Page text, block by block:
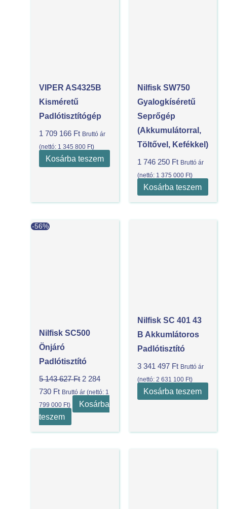
VIPER AS4325B
Kisméretű
Padlótisztítógép
1 709 166 Ft Bruttó ár
(nettó: 1 345 800 Ft)
Kosárba teszem
Nilfisk SW750
Gyalogkíséretű
Seprőgép
(akkumulátorral,
Töltővel, Kefékkel)
1 746 250 Ft Bruttó ár
(nettó: 1 375 000 Ft)
Kosárba teszem
-56%
Nilfisk SC500
Önjáró
Padlótisztító
5 143 627Ft 2 284
730 Ft Bruttó ár (nettó: 1
799 000 Ft)
Kosárba
teszem
Nilfisk SC 401 43
B Akkumlátoros
Padlótisztító
3 341 497 Ft Bruttó ár
(nettó: 2 631 100 Ft)
Kosárba teszem